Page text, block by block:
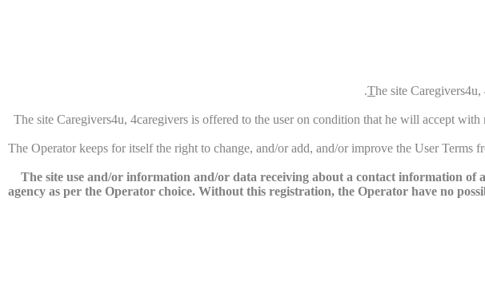
The site
The site Caregivers4u, 4caregivers is offered to the user on condition that he will accept
The Operator keeps for itself the right to change, and/or add, and/or improve the User
The site use and/or information and/or data receiving about a contact information
agency as per the Operator choice. Without this registration, the Operator have no